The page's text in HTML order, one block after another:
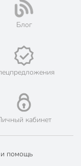
Порядок.
доставку для товара
рублей в такие
Лиман,
или
гипермаркет
ведущих мировых
Блог
кабинет
помощь